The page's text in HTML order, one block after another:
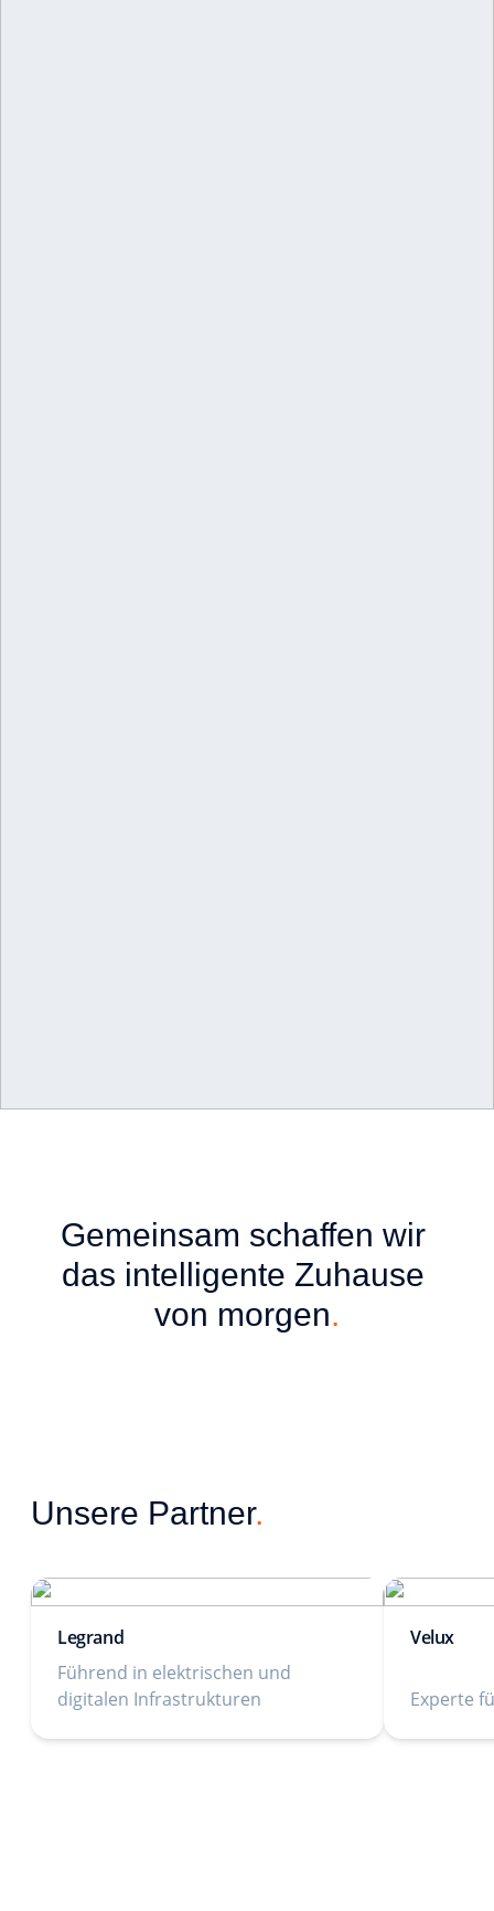
Partnerschaften
with Netatmo
Gemeinsam schaffen wir
das intelligente Zuhause
von morgen.
Unsere Partner.
Legrand
Führend in elektrischen und
digitalen Infrastrukturen
Velux
Experte